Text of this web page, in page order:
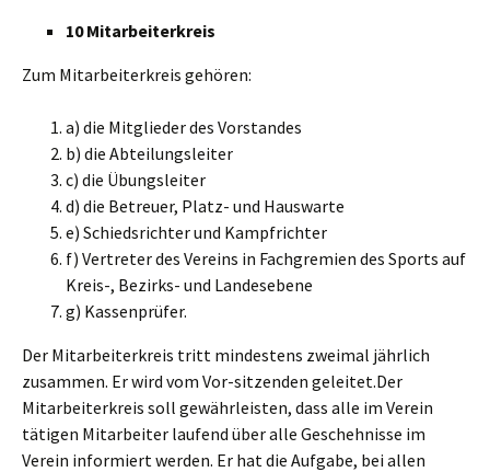
10 Mitarbeiterkreis
Zum Mitarbeiterkreis gehören:
a) die Mitglieder des Vorstandes
b) die Abteilungsleiter
c) die Übungsleiter
d) die Betreuer, Platz- und Hauswarte
e) Schiedsrichter und Kampfrichter
f) Vertreter des Vereins in Fachgremien des Sports auf
Kreis-, Bezirks- und Landesebene
g) Kassenprüfer.
Der Mitarbeiterkreis tritt mindestens zweimal jährlich
zusammen. Er wird vom Vor-sitzenden geleitet.Der
Mitarbeiterkreis soll gewährleisten, dass alle im Verein
tätigen Mitarbeiter laufend über alle Geschehnisse im
Verein informiert werden. Er hat die Aufgabe, bei allen